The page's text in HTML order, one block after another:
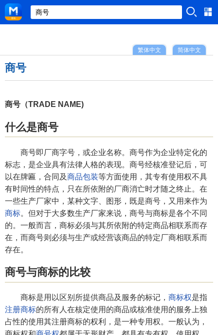
简体中文
繁体中文
商号
商号（TRADE NAME)
什么是商号
商号即厂商字号，或企业名称。商号作为企业特定化的
标志，是企业具有法律人格的表现。商号经核准登记后，可
以在牌匾，合同及商品包装等方面使用，其专有使用权不具
有时间性的特点，只在所依附的厂商消亡时才随之终止。在
一些生产厂家中，某种文字、图形，既是商号，又用来作为
商标。但对于大多数生产厂家来说，商号与商标是各个不同
的。一般而言，商标必须与其所依附的特定商品相联系而存
在，而商号则必须与生产或经营该商品的特定厂商相联系而
存在。
商号与商标的比较
商标是用以区别所提供商品及服务的标记， 商标权是指
注册商标的所有人在核定使用的商品或核准使用的服务上独
占性的使用其注册商标的权利，是一种专用权。一般认为，